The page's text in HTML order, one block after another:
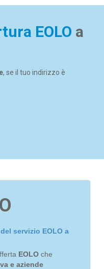
EOLO a
, se il tuo indirizzo è
servizio EOLO a
EOLO che
e aziende